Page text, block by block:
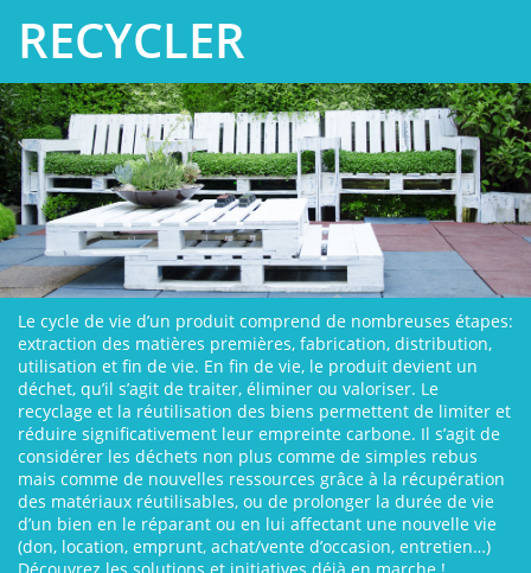
RECYCLER
Le cycle de vie d’un produit comprend de nombreuses étapes:
extraction des matières premières, fabrication, distribution,
utilisation et fin de vie. En fin de vie, le produit devient un
déchet, qu’il s’agit de traiter, éliminer ou valoriser. Le
recyclage et la réutilisation des biens permettent de limiter et
réduire significativement leur empreinte carbone. Il s’agit de
considérer les déchets non plus comme de simples rebus
mais comme de nouvelles ressources grâce à la récupération
des matériaux réutilisables, ou de prolonger la durée de vie
d’un bien en le réparant ou en lui affectant une nouvelle vie
(don, location, emprunt, achat/vente d’occasion, entretien…)